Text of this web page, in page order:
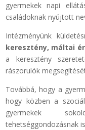
gyermekek napi
családoknak nyújtott
Intézményünk
keresztény, máltai
a keresztény
rászorulók
Továbbá, hogy a
hogy közben a
gyermekek
tehetséggondozásnak